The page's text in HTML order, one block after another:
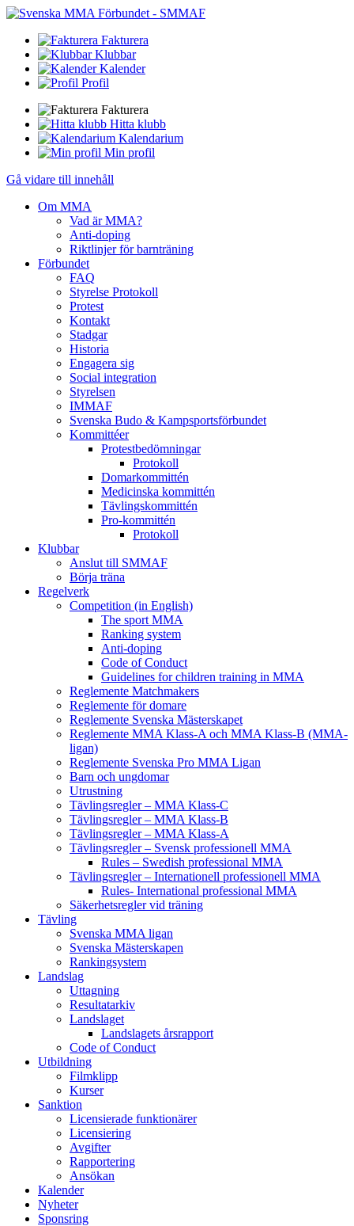
Fakturera
Klubbar
Kalender
Profil
Fakturera
Hitta klubb
Kalendarium
Min profil
Gå vidare till innehåll
Om MMA
Vad är MMA?
Anti-doping
Riktlinjer för barnträning
Förbundet
FAQ
Styrelse Protokoll
Protest
Kontakt
Stadgar
Historia
Engagera sig
Social integration
Styrelsen
IMMAF
Svenska Budo & Kampsportsförbundet
Kommittéer
Protestbedömningar
Protokoll
Domarkommittén
Medicinska kommittén
Tävlingskommittén
Pro-kommittén
Protokoll
Klubbar
Anslut till SMMAF
Börja träna
Regelverk
Competition (in English)
The sport MMA
Ranking system
Anti-doping
Code of Conduct
Guidelines for children training in MMA
Reglemente Matchmakers
Reglemente för domare
Reglemente Svenska Mästerskapet
Reglemente MMA Klass-A och MMA Klass-B (MMA-
ligan)
Reglemente Svenska Pro MMA Ligan
Barn och ungdomar
Utrustning
Tävlingsregler – MMA Klass-C
Tävlingsregler – MMA Klass-B
Tävlingsregler – MMA Klass-A
Tävlingsregler – Svensk professionell MMA
Rules – Swedish professional MMA
Tävlingsregler – Internationell professionell MMA
Rules- International professional MMA
Säkerhetsregler vid träning
Tävling
Svenska MMA ligan
Svenska Mästerskapen
Rankingsystem
Landslag
Uttagning
Resultatarkiv
Landslaget
Landslagets årsrapport
Code of Conduct
Utbildning
Filmklipp
Kurser
Sanktion
Licensierade funktionärer
Licensiering
Avgifter
Rapportering
Ansökan
Kalender
Nyheter
Sponsring